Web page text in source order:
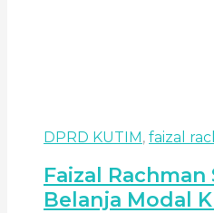
DPRD KUTIM , faizal
Faizal
Belanja Modal